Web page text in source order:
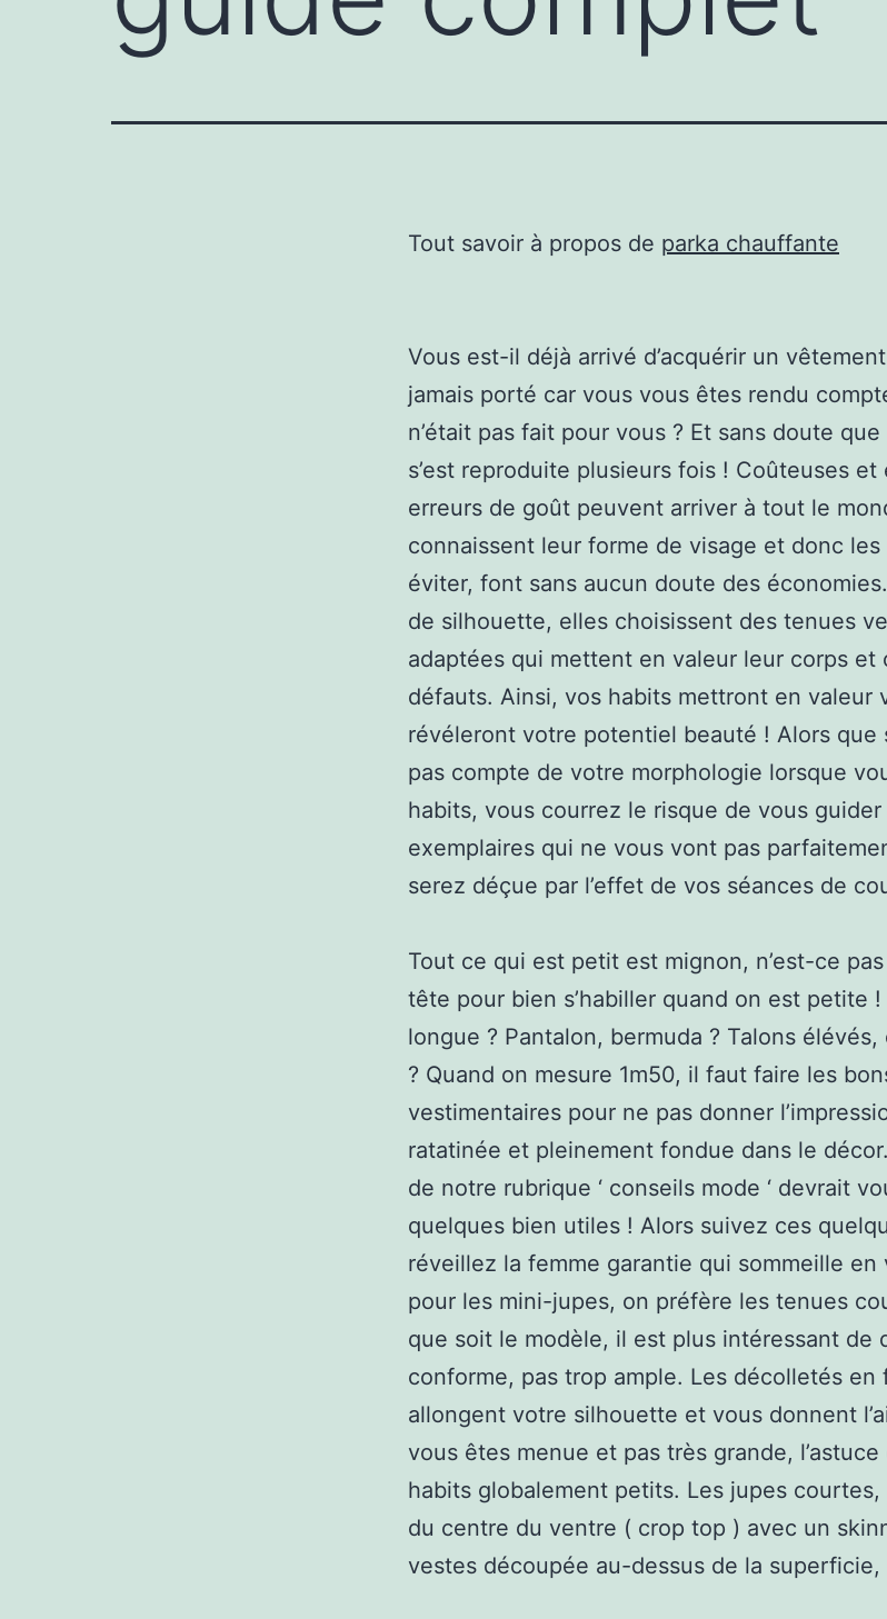
Tout savoir à propos de parka chauffante
Vous est-il déjà arrivé d’acquérir un
jamais porté car vous vous êtes rendu
n’était pas fait pour vous ? Et sans doute
s’est reproduite plusieurs fois ! Coûteuses
erreurs de goût peuvent arriver à tout le
connaissent leur forme de visage et donc
éviter, font sans aucun doute des
de silhouette, elles choisissent des tenues
adaptées qui mettent en valeur leur corps et
défauts. Ainsi, vos habits mettront en valeur
révéleront votre potentiel beauté ! Alors que
pas compte de votre morphologie lorsque
habits, vous courrez le risque de vous
exemplaires qui ne vous vont pas
serez déçue par l’effet de vos séances de
Tout ce qui est petit est mignon, n’est-ce
tête pour bien s’habiller quand on est petite
longue ? Pantalon, bermuda ? Talons
? Quand on mesure 1m50, il faut faire les
vestimentaires pour ne pas donner
ratatinée et pleinement fondue dans le
de notre rubrique ‘ conseils mode ‘ devrait
quelques bien utiles ! Alors suivez ces
réveillez la femme garantie qui sommeille en
pour les mini-jupes, on préfère les tenues
que soit le modèle, il est plus intéressant de
conforme, pas trop ample. Les décolletés en
allongent votre silhouette et vous donnent
vous êtes menue et pas très grande,
habits globalement petits. Les jupes
du centre du ventre ( crop top ) avec un
vestes découpée au-dessus de la superficie,